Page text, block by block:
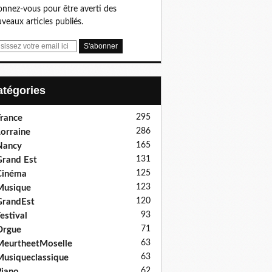
vous pour être averti des
articles publiés.
295
286
165
Est 131
125
123
120
93
71
63
63